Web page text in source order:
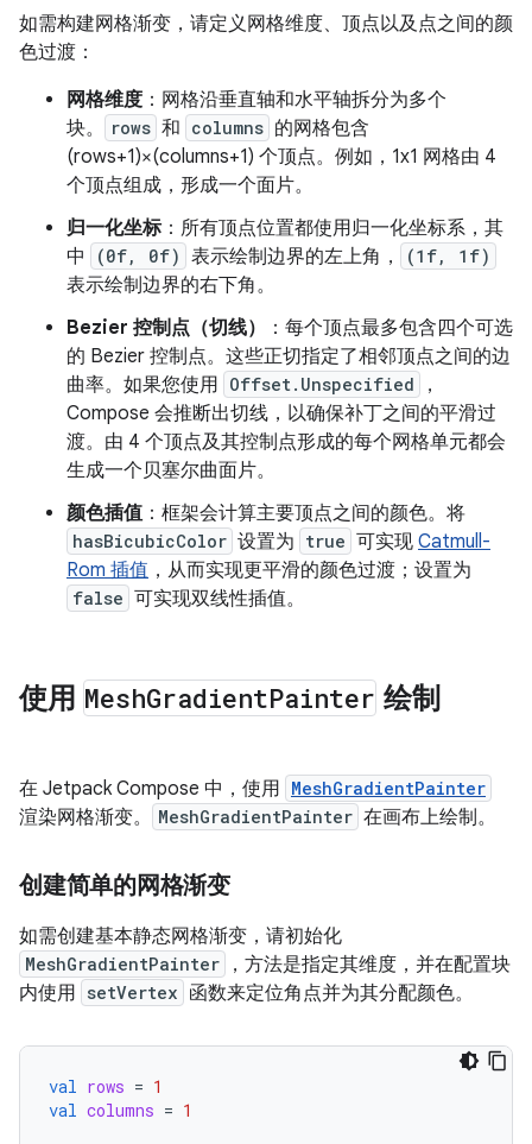
如需构建网格渐变，请定义网格维度、顶点以及点之间的颜
色过渡：
网格维度 ：网格沿垂直轴和水平轴拆分为多个
块。
rows 和 columns 的网格包含
(rows+1)×(columns+1) 个顶点。例如，1x1 网格由 4
个顶点组成，形成一个面片。
归一化坐标：所有顶点位置都使用归一化坐标系，其
中
(0f, 0f) 表示绘制边界的左上角， (1f, 1f)
表示绘制边界的右下角。
Bezier 控制点（切线）
：每个顶点最多包含四个可选
的 Bezier 控制点。这些正切指定了相邻顶点之间的边
曲率。如果您使用 Offset.Unspecified
，
Compose 会推断出切线，以确保补丁之间的平滑过
渡。由 4 个顶点及其控制点形成的每个网格单元都会
生成一个贝塞尔曲面片。
颜色插值 ：框架会计算主要顶点之间的颜色。将
hasBicubicColor 设置为 true 可实现 Catmull-
Rom 插值 ，从而实现更平滑的颜色过渡；设置为
false 可实现双线性插值。
使用 MeshGradientPainter 绘制
在 Jetpack Compose 中，使用 MeshGradientPainter
渲染网格渐变。 MeshGradientPainter 在画布上绘制。
创建简单的网格渐变
如需创建基本静态网格渐变，请初始化
MeshGradientPainter
，方法是指定其维度，并在配置块
内使用 setVertex 函数来定位角点并为其分配颜色。
val rows = 1
val columns = 1